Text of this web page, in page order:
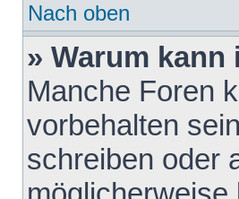
Nach oben
» Warum
Manche Foren
vorbehalten
schreiben oder